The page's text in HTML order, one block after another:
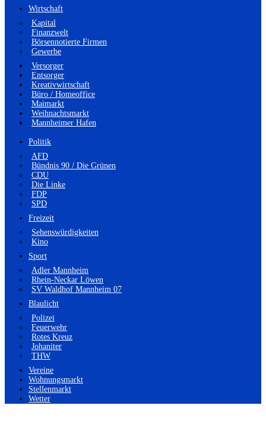
Wirtschaft
Kapital
Finanzwelt
Börsennotierte Firmen
Gewerbe
Versorger
Entsorger
Kreativwirtschaft
Büro / Homeoffice
Maimarkt
Weihnachtsmarkt
Mannheimer Hafen
Politik
AFD
Bündnis 90 / Die Grünen
CDU
Die Linke
FDP
SPD
Freizeit
Sehenswürdigkeiten
Kino
Sport
Adler Mannheim
Rhein-Neckar Löwen
SV Waldhof Mannheim 07
Blaulicht
Polizei
Feuerwehr
Rotes Kreuz
Johaniter
THW
Vereine
Wohnungsmarkt
Stellenmarkt
Wetter